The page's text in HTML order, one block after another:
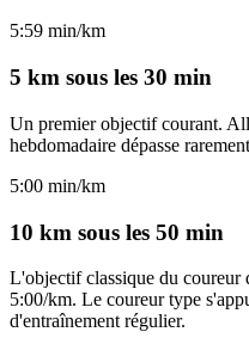
5:59 min/km
5 km sous les 30 min
Un premier objectif courant.
hebdomadaire dépasse
5:00 min/km
10 km sous les 50 min
L'objectif classique du
5:00/km. Le coureur type
d'entraînement régulier.